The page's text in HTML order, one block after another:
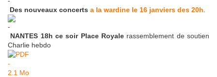
Des nouveaux concerts a la wardine le 16 janviers des 20h
NANTES 18h ce soir Place Royale rassemblement de soutien
Charlie hebdo